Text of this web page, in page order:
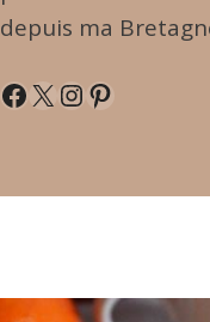
depuis ma
Facebook X InstagramPinterest